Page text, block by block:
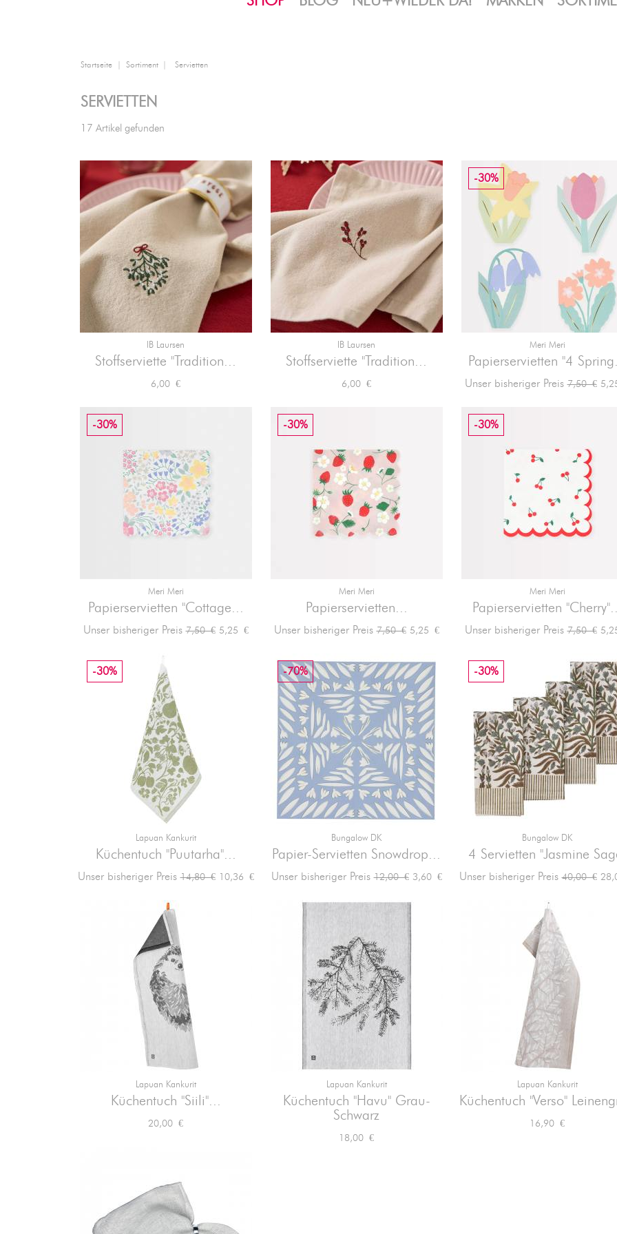
Startseite Sortiment Servietten
SERVIETTEN
17 Artikel gefunden
IB Laursen
Stoffserviette "Tradition...
Preis
6,00 €
Vorschau
IB Laursen
Stoffserviette "Tradition...
Preis
6,00 €
Vorschau
Meri Meri
Papierservietten "4
Unser bisheriger Preis7,50 €
-30%
Vorschau
Meri Meri
Papierservietten "Cottage...
Unser bisheriger PreisVerkaufspreis
7,50 €
-30%
Preis
5,25 €
Vorschau
Meri Meri
Papierservietten...
Unser bisheriger PreisVerkaufspreis
7,50 €
-30%
Preis
5,25 €
Vorschau
Meri Meri
Papierservietten
Unser bisheriger Preis7,50 €
-30%
 Vorschau
Lapuan Kankurit
Küchentuch "Puutarha"...
Unser bisheriger PreisVerkaufspreis
14,80 €
-30%
Preis
10,36 €
Vorschau
Bungalow DK
Papier-Servietten Snowdrop...
Unser bisheriger PreisVerkaufspreis
12,00 €
-70%
Preis
3,60 €
Vorschau
Bungalow DK
4 Servietten "Jasmine
Unser bisheriger Preis40,00 €
-30%
Vorschau
Lapuan Kankurit
Küchentuch "Siili"...
Preis
20,00 €
Vorschau
Lapuan Kankurit
Küchentuch "Havu" Grau-
Schwarz
Preis
18,00 €
Vorschau
Lapuan Kankurit
Küchentuch "Verso"
Preis
16,90 €
Vorschau